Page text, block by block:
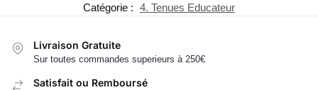
Catégorie : 4. Tenues Educateur
Livraison Gratuite
Sur toutes commandes superieurs à 250€
Satisfait ou Remboursé